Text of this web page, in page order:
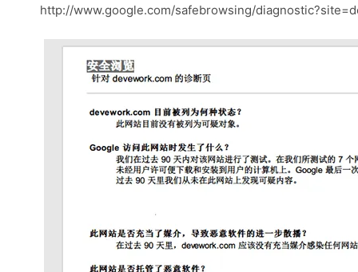
http://www.google.com/safebrowsing/